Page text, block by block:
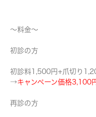
～料金～
初診の方
初診料1,500円+爪切り
→キャンペーン価格3,100
再診の方